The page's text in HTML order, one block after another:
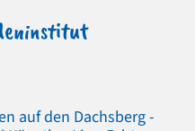
auf den Dachsberg -